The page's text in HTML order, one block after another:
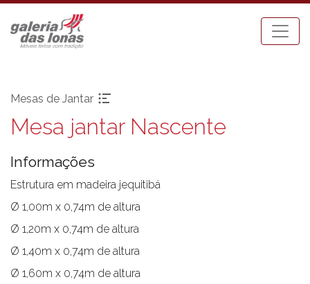
Mesas de Jantar
Pronta-entrega
Aparadores
Balanços
Bancos
Cadeiras com braço
Cadeiras sem braço
Chaises
Espreguiçadeiras
Mesa jantar Nascente
Informações
Estrutura em madeira jequitibá
Ø 1,00m x 0,74m de altura
Ø 1,20m x 0,74m de altura
Ø 1,40m x 0,74m de altura
Ø 1,60m x 0,74m de altura